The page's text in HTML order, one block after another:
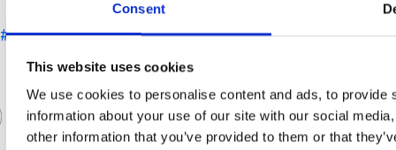
Consent
This website uses cookies
We use cookies to personalise content and ads, to
information about your use of our site with our social
other information that you’ve provided to them or that
#Colliers #Praga #Repubblica Ceca #ristrutturazione